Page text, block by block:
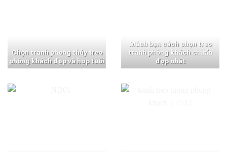
Chọn tranh phong thủy treo
phòng khách đẹp và hợp tuổi
Mách bạn cách chọn treo
tranh phòng khách chuẩn
đẹp nhất